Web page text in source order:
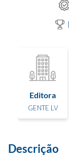
Editora
GENTE LV
Descrição